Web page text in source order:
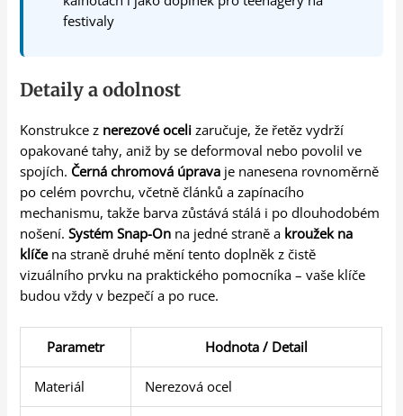
festivaly
Detaily a odolnost
Konstrukce z nerezové oceli zaručuje, že řetěz vydrží
opakované tahy, aniž by se deformoval nebo povolil ve
spojích. Černá chromová úprava je nanesena rovnoměrně
po celém povrchu, včetně článků a zapínacího
mechanismu, takže barva zůstává stálá i po dlouhodobém
nošení.Systém Snap-On na jedné straně a kroužek na
klíčena straně druhé mění tento doplněk z čistě
vizuálního prvku na praktického pomocníka – vaše klíče
budou vždy v bezpečí a po ruce.
Parametr Hodnota / Detail
Materiál Nerezová ocel